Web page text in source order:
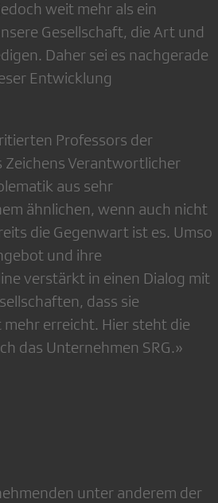
weit mehr als ein
Gesellschaft, die Art und
Daher sei es nachgerade
Entwicklung
Professors der
Zeichens Verantwortlicher
aus sehr
ähnlichen, wenn auch nicht
die Gegenwart ist es. Umso
und ihre
verstärkt in einen Dialog mit
dass sie
erreicht. Hier steht die
das Unternehmen SRG.»
unter anderem der